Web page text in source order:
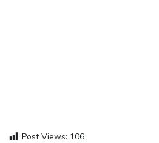
Post Views: 106